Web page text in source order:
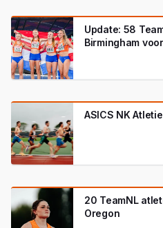
Update: 58
Birmingham
ASICS NK
20 TeamNL
Oregon